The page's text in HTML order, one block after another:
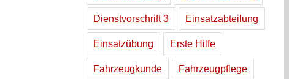
Dienstvorschrift 3 Einsatzabteilung
Einsatzübung Erste Hilfe
Fahrzeugkunde Fahrzeugpflege